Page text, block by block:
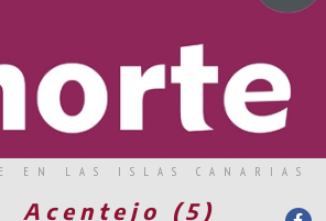
EN LAS ISLAS CANARIAS
Acentejo (5)